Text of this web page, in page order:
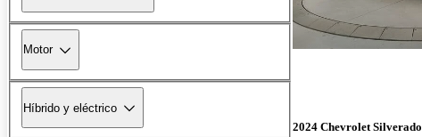
Motor
Híbrido y eléctrico
2024 Chevrolet